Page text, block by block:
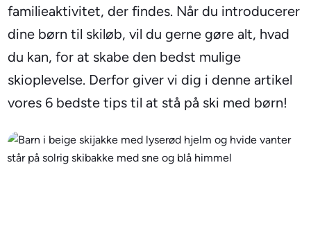
familieaktivitet, der findes. Når du introducerer
dine børn til skiløb, vil du gerne gøre alt, hvad
du kan, for at skabe den bedst mulige
skioplevelse. Derfor giver vi dig i denne artikel
vores 6 bedste tips til at stå på ski med børn!